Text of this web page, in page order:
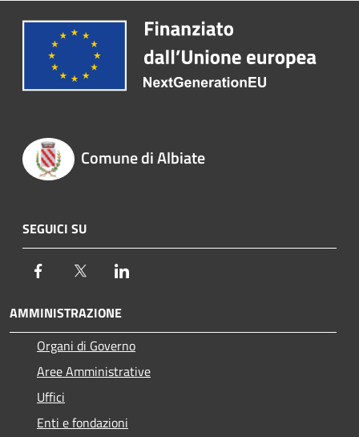
Comune di Albiate
SEGUICI SU
Facebook Twitter
AMMINISTRAZIONE
Organi di Governo
Aree Amministrative
Uffici
Enti e fondazioni